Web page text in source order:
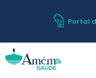
Portal